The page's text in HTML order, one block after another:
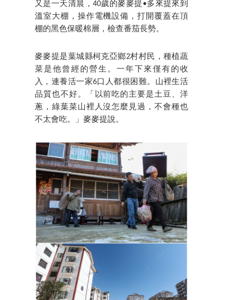
又是一天清晨，40歲的麥麥提•多來提來到
溫室大棚，操作電機設備，打開覆蓋在頂
棚的黑色保暖棉層，檢查番茄長勢。
麥麥提是葉城縣柯克亞鄉2村村民，種植蔬
菜是他曾經的營生。一年下來僅有的收
入，連養活一家6口人都很困難。山裡生活
品質也不好。「以前吃的主要是土豆、洋
蔥，綠葉菜山裡人沒怎麼見過，不會種也
不太會吃。」麥麥提說。